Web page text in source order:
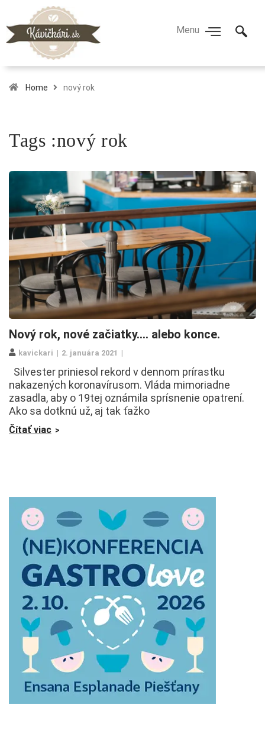
Home nový rok
Tags :nový rok
Nový rok, nové začiatky…. alebo konce.
kavickari 2. januára 2021
Silvester priniesol rekord v dennom prírastku
nakazených koronavírusom. Vláda mimoriadne
zasadla, aby o 19tej oznámila sprísnenie opatrení.
Ako sa dotknú už, aj tak ťažko
Čítať viac